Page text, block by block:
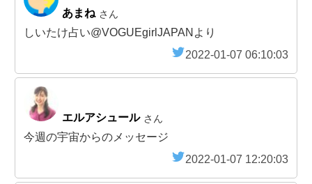
あまね さん
しいたけ占い@VOGUEgirlJAPANより
2022-01-07 06:10:03
エルアシュール さん
今週の宇宙からのメッセージ
2022-01-07 12:20:03